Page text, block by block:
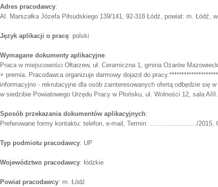
Adres pracodawcy:
Al. Marszałka Józefa Piłsudskiego 139/141, 92-318 Łódź, powiat: m. Łódź,
Język aplikacji o pracę: polski
Wymagane dokumenty aplikacyjne:
Praca w miejscowości Ołtarzew, uł. Ceramiczna 1, gmina Ożarów
+ premia. Pracodawca organizuje darmowy dojazd do
informacyjno - rekrutacyjne dla osób zainteresowanych ofertą odbędzie się
w siedzibie Powiatowego Urzędu Pracy w Płońsku, ul. Wolności 12, sala
Sposób przekazania dokumentów aplikacyjnych:
Preferowane formy kontaktu: telefon, e-mail, Termin: ......................../2015,
Typ podmiotu pracodawcy: UP
Województwo pracodawcy: łódzkie
Powiat pracodawcy: m. Łódź